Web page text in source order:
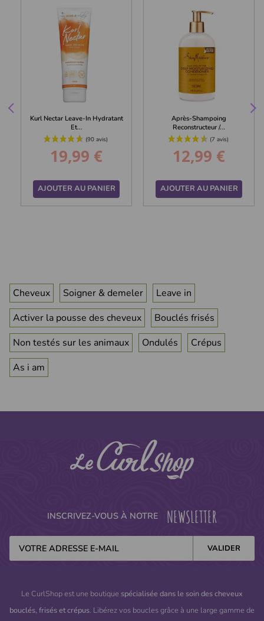
Kurl Nectar Leave-In Hydratant
Et...
Prix
19,99 €
AJOUTER AU PANIER
Après-Shampoing
Reconstructeur /...
Prix
12,99 €
AJOUTER AU PANIER
Cheveux Soigner & demeler
Leave in
Activer la pousse des cheveux
Bouclés frisés
Non testés sur les animaux
Ondulés
Crépus
As i am
INSCRIVEZ-VOUS À NOTRE NEWSLETTER
Le CurlShop est une boutique spécialisée dans le soin des cheveux
bouclés, frisés et crépus. Libérez vos boucles grâce à une large gamme de